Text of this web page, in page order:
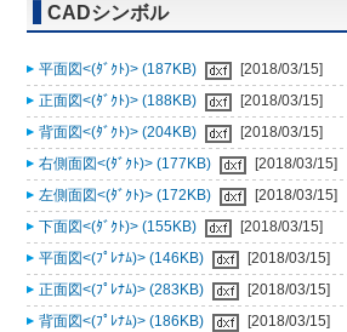
CADシンボル
平面図<(ﾀﾞｸﾄ)> (187KB)
[2018/03/15]
正面図<(ﾀﾞｸﾄ)> (188KB)
[2018/03/15]
背面図<(ﾀﾞｸﾄ)> (204KB)
[2018/03/15]
右側面図<(ﾀﾞｸﾄ)> (177KB)
[2018/03/15]
左側面図<(ﾀﾞｸﾄ)> (172KB)
[2018/03/15]
下面図<(ﾀﾞｸﾄ)> (155KB)
[2018/03/15]
平面図<(ﾌﾟﾚﾅﾑ)> (146KB)
[2018/03/15]
正面図<(ﾌﾟﾚﾅﾑ)> (283KB)
[2018/03/15]
背面図<(ﾌﾟﾚﾅﾑ)> (186KB)
[2018/03/15]